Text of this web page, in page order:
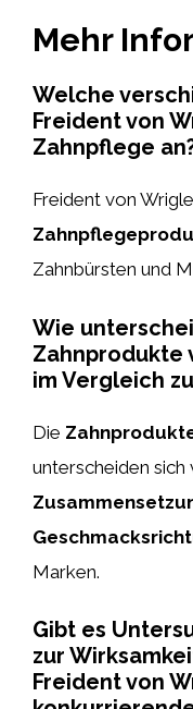
Mehr
Welche
Freident von
Zahnpflege
Freident von
Zahnbürsten und
Wie
Zahnprodukte
im Vergleich
Die
unterscheiden sich
Marken.
Gibt es
zur
Freident von